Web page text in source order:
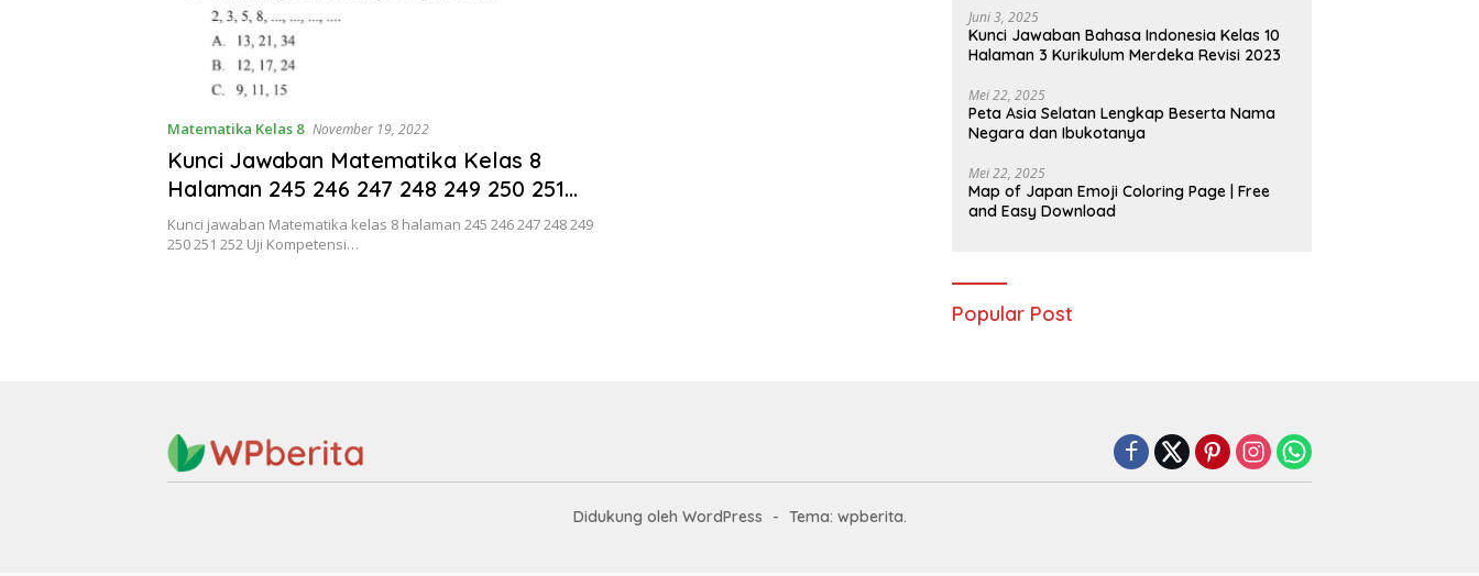
Matematika Kelas 8 November 19, 2022
Kunci Jawaban Matematika Kelas 8
Halaman 245 246 247 248 249 250 251
252 Semester 1 Beserta Caranya
Kunci jawaban Matematika kelas 8 halaman 245 246 247 248 249
250 251 252 Uji Kompetensi…
Juni 3, 2025
Kunci Jawaban Bahasa Indonesia Kelas 10
Halaman 3 Kurikulum Merdeka Revisi 2023
Mei 22, 2025
Peta Asia Selatan Lengkap Beserta Nama
Negara dan Ibukotanya
Mei 22, 2025
Map of Japan Emoji Coloring Page | Free
and Easy Download
Popular Post
Didukung oleh WordPress - Tema: wpberita.